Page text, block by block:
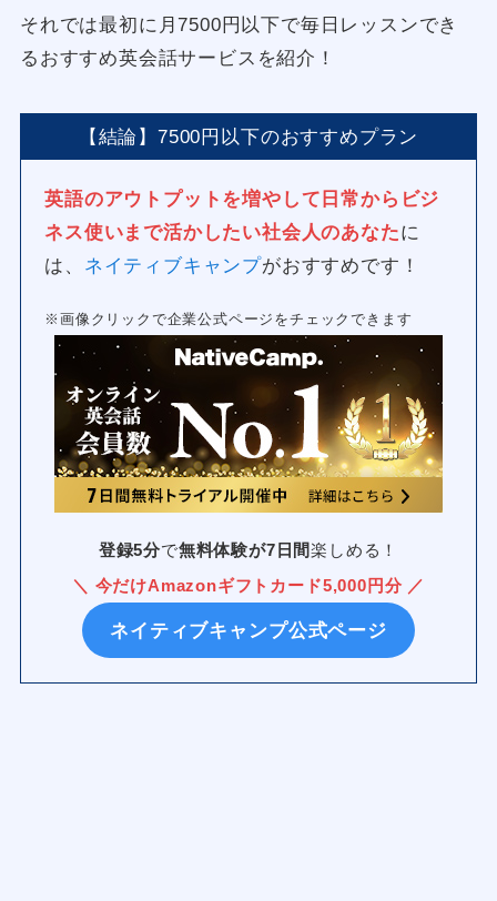
それでは最初に月7500円以下で毎日レッスンでき
るおすすめ英会話サービスを紹介！
【結論】7500円以下のおすすめプラン
英語のアウトプットを増やして日常からビジ
ネス使いまで活かしたい社会人のあなたに
は、 ネイティブキャンプがおすすめです！
※画像クリックで企業公式ページをチェックできます
登録5分で無料体験が7日間楽しめる！
＼ 今だけAmazonギフトカード5,000円分 ／
ネイティブキャンプ公式ページ